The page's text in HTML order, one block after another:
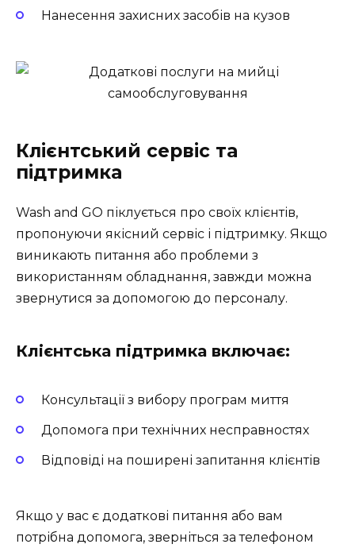
Нанесення захисних засобів на кузов
Клієнтський сервіс та
підтримка
Wash and GO піклується про своїх клієнтів,
пропонуючи якісний сервіс і підтримку. Якщо
виникають питання або проблеми з
використанням обладнання, завжди можна
звернутися за допомогою до персоналу.
Клієнтська підтримка включає:
Консультації з вибору програм миття
Допомога при технічних несправностях
Відповіді на поширені запитання клієнтів
Якщо у вас є додаткові питання або вам
потрібна допомога, зверніться за телефоном